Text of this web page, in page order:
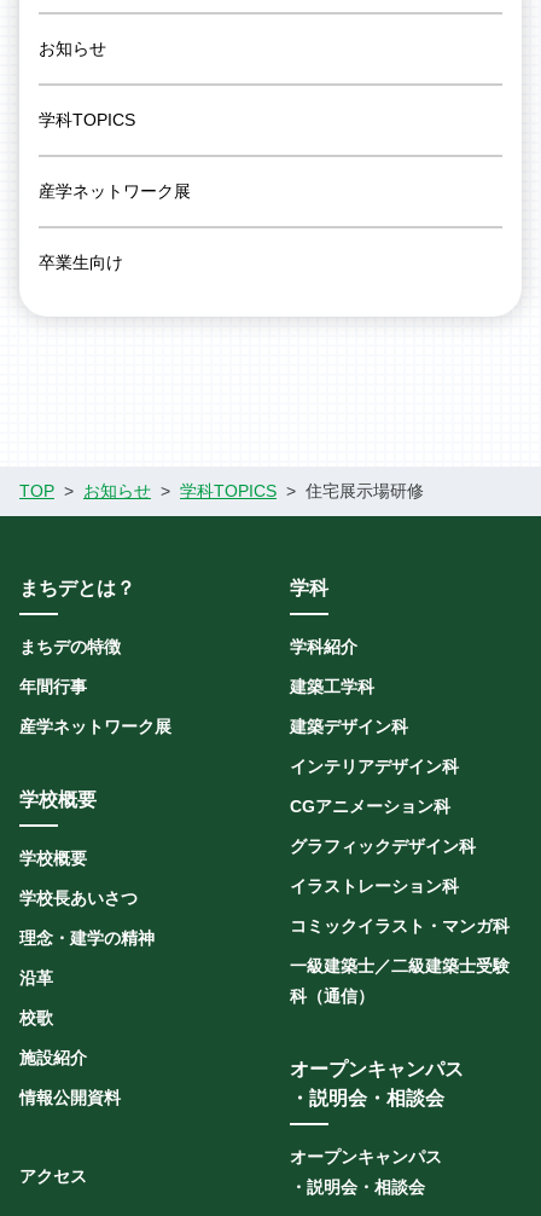
お知らせ
学科TOPICS
産学ネットワーク展
卒業生向け
TOP お知らせ 学科TOPICS 住宅展示場研修
まちデとは？
まちデの特徴
年間行事
産学ネットワーク展
学校概要
学校概要
学校長あいさつ
理念・建学の精神
沿革
校歌
施設紹介
情報公開資料
アクセス
学科
学科紹介
建築工学科
建築デザイン科
インテリアデザイン科
CGアニメーション科
グラフィックデザイン科
イラストレーション科
コミックイラスト・マンガ科
一級建築士／二級建築士受験
科（通信）
オープンキャンパス
・説明会・相談会
オープンキャンパス
・説明会・相談会